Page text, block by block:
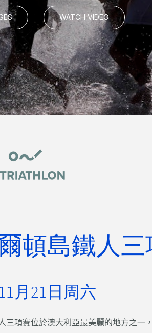
WATCH VIDEO
頓島鐵人三
月21日周六
三項賽位於澳大利亞最美麗的地方之一